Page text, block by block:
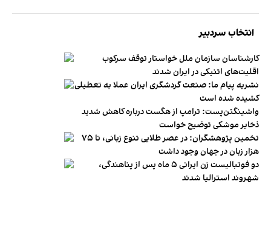
انتخاب سردبیر
کارشناسان سازمان ملل خواستار توقف سرکوب
اقلیت‌های اتنیکی در ایران شدند
نشریه پیام ما: صنعت گردشگری ایران عملا به تعطیلی
کشیده شده است
واشینگتن‌پست: ترامپ از هگست درباره کاهش شدید
ذخایر موشکی توضیح خواست
تخمین پژوهشگران: در عصر طلایی تنوع زبانی، تا ۷۵
هزار زبان در جهان وجود داشت
دو فوتبالیست زن ایرانی ۵ ماه پس از پناهندگی،
شهروند استرالیا شدند